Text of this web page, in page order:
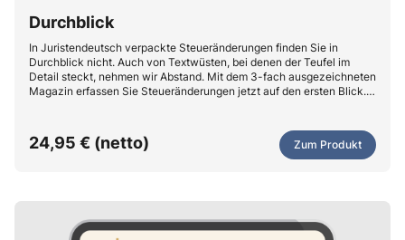
Durchblick
In Juristendeutsch verpackte Steueränderungen finden Sie in
Durchblick nicht. Auch von Textwüsten, bei denen der Teufel im
Detail steckt, nehmen wir Abstand. Mit dem 3-fach ausgezeichneten
Magazin erfassen Sie Steueränderungen jetzt auf den ersten Blick.
24,95 € (netto) Zum Produkt